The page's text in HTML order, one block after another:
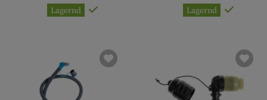
Lagernd Lagernd